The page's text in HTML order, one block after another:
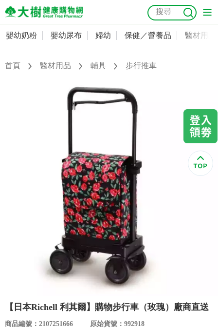
嬰幼奶粉
嬰幼尿布
優惠活動
抗菌 尿布 大樹獨家 益生菌 魚油 幼兒米餅
會員資料及密碼修改
常用收件人清單
嬰幼奶粉 嬰幼尿布 婦幼 保健／營養品 醫材用品
首頁 醫材用品 輔具 步行推車
【日本Richell 利其爾】購物步行車（玫瑰）廠商直送
商品編號：2107251666 原始貨號：992918